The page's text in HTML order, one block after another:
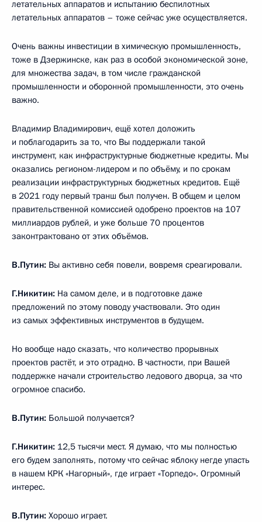
летательных аппаратов и испытанию беспилотных
летательных аппаратов – тоже сейчас уже осуществляется.
Очень важны инвестиции в химическую промышленность,
тоже в Дзержинске, как раз в особой экономической зоне,
для множества задач, в том числе гражданской
промышленности и оборонной промышленности, это очень
важно.
Владимир Владимирович, ещё хотел доложить
и поблагодарить за то, что Вы поддержали такой
инструмент, как инфраструктурные бюджетные кредиты. Мы
оказались регионом-лидером и по объёму, и по срокам
реализации инфраструктурных бюджетных кредитов. Ещё
в 2021 году первый транш был получен. В общем и целом
правительственной комиссией одобрено проектов на 107
миллиардов рублей, и уже больше 70 процентов
законтрактовано от этих объёмов.
В.Путин: Вы активно себя повели, вовремя среагировали.
Г.Никитин: На самом деле, и в подготовке даже
предложений по этому поводу участвовали. Это один
из самых эффективных инструментов в будущем.
Но вообще надо сказать, что количество прорывных
проектов растёт, и это отрадно. В частности, при Вашей
поддержке начали строительство ледового дворца, за что
огромное спасибо.
В.Путин: Большой получается?
Г.Никитин: 12,5 тысячи мест. Я думаю, что мы полностью
его будем заполнять, потому что сейчас яблоку негде упасть
в нашем КРК «Нагорный», где играет «Торпедо». Огромный
интерес.
В.Путин: Хорошо играет.